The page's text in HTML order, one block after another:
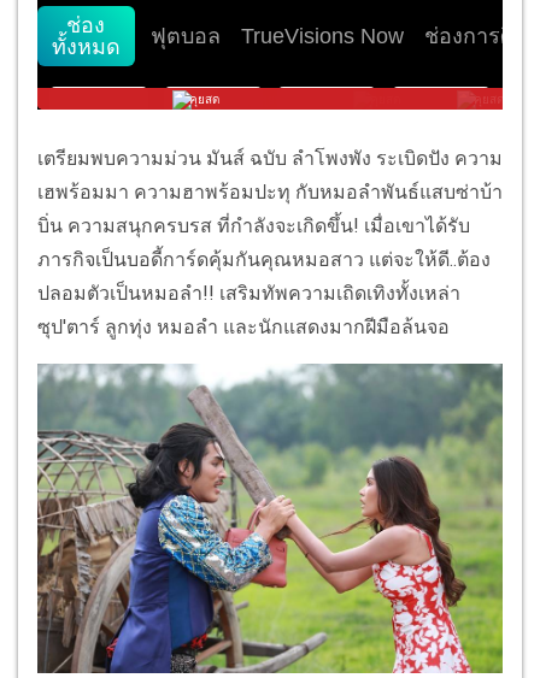
เตรียมพบความม่วน มันส์ ฉบับ ลำโพงพัง ระเบิดปัง ความ
เฮพร้อมมา ความฮาพร้อมปะทุ กับหมอลำพันธ์แสบซ่าบ้า
บิ่น ความสนุกครบรส ที่กำลังจะเกิดขึ้น! เมื่อเขาได้รับ
ภารกิจเป็นบอดี้การ์ดคุ้มกันคุณหมอสาว แต่จะให้ดี..ต้อง
ปลอมตัวเป็นหมอลำ!! เสริมทัพความเถิดเทิงทั้งเหล่า
ซุป'ตาร์ ลูกทุ่ง หมอลำ และนักแสดงมากฝีมือล้นจอ